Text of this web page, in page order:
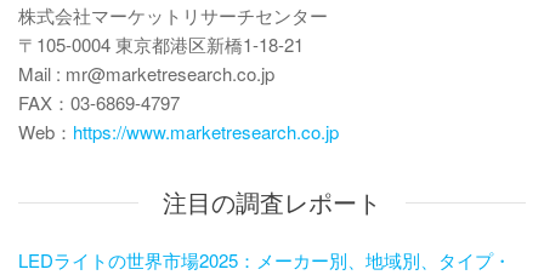
株式会社マーケットリサーチセンター
〒105-0004 東京都港区新橋1-18-21
Mail : mr@marketresearch.co.jp
FAX：03-6869-4797
Web： https://www.marketresearch.co.jp
注目の調査レポート
LEDライトの世界市場2025：メーカー別、地域別、タイプ・